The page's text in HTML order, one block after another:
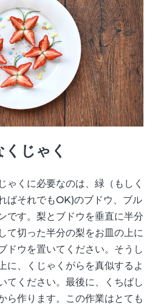
じゃく
ゃくに必要なのは、緑（もしく
ばそれでもOK)のブドウ、ブル
です。梨とブドウを垂直に半分
て切った半分の梨をお皿の上に
ドウを置いてください。そうし
に、くじゃくがらを真似するよ
てください。最後に、くちばし
ら作ります。この作業はとても